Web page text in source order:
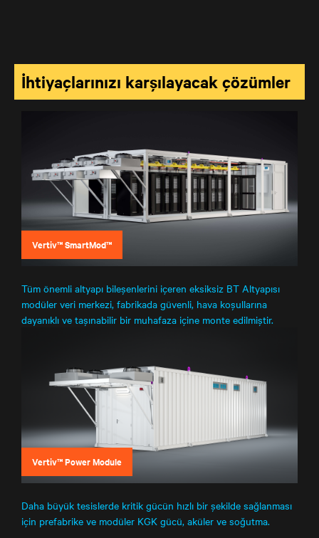
İhtiyaçlarınızı karşılayacak çözümler
Vertiv™ SmartMod™
Tüm önemli altyapı bileşenlerini içeren eksiksiz BT Altyapısı
modüler veri merkezi, fabrikada güvenli, hava koşullarına
dayanıklı ve taşınabilir bir muhafaza içine monte edilmiştir.
Vertiv™ Power Module
Daha büyük tesislerde kritik gücün hızlı bir şekilde sağlanması
için prefabrike ve modüler KGK gücü, aküler ve soğutma.